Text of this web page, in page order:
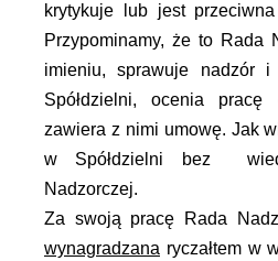
krytykuje lub jest
Przypominamy, że to Rada
imieniu, sprawuje nadzór i
Spółdzielni, ocenia pracę
zawiera z nimi umowę. Jak
w Spółdzielni bez
Nadzorczej.
Za swoją pracę Rada
wynagradzana ryczałtem w